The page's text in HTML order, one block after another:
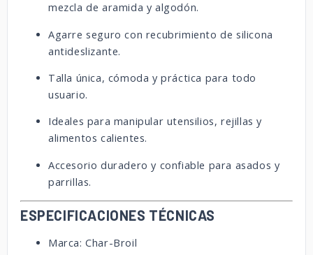
mezcla de aramida y algodón.
Agarre seguro con recubrimiento de silicona
antideslizante.
Talla única, cómoda y práctica para todo
usuario.
Ideales para manipular utensilios, rejillas y
alimentos calientes.
Accesorio duradero y confiable para asados y
parrillas.
ESPECIFICACIONES TÉCNICAS
Marca: Char-Broil